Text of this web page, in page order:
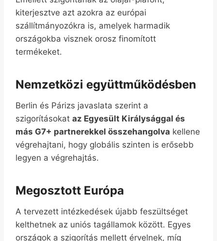
kiterjesztve azt azokra az európai
szállítmányozókra is, amelyek harmadik
országokba visznek orosz finomított
termékeket.
Nemzetközi együttműködésben
Berlin és Párizs javaslata szerint a
szigorításokat az Egyesült Királysággal és
más G7+ partnerekkel összehangolva kellene
végrehajtani, hogy globális szinten is erősebb
legyen a végrehajtás.
Megosztott Európa
A tervezett intézkedések újabb feszültséget
kelthetnek az uniós tagállamok között. Egyes
országok a szigorítás mellett érvelnek, míg